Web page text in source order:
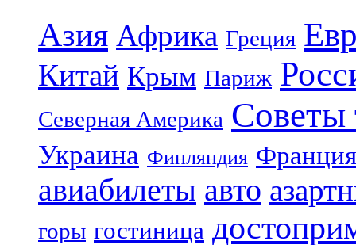
Азия Африка Греция
Китай Крым Париж
Северная Америка Советы
Украина Финляндия Франция
авиабилеты авто
горы гостиница